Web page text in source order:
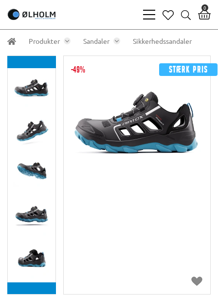
bars
light
heart
search
0
Produkter Sandaler Sikkerhedssandaler
-49% Stærk pris